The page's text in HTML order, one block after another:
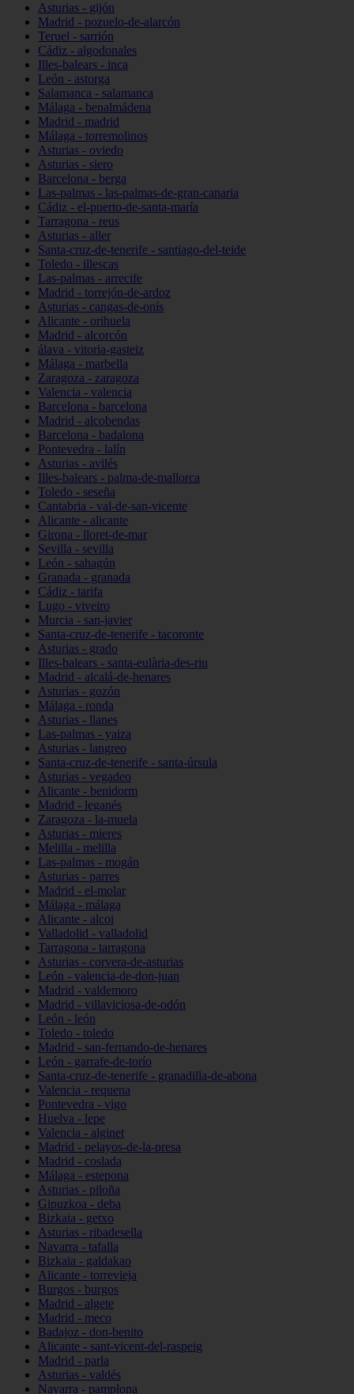
Asturias - gijón
Madrid - pozuelo-de-alarcón
Teruel - sarrión
Cádiz - algodonales
Illes-balears - inca
León - astorga
Salamanca - salamanca
Málaga - benalmádena
Madrid - madrid
Málaga - torremolinos
Asturias - oviedo
Asturias - siero
Barcelona - berga
Las-palmas - las-palmas-de-gran-canaria
Cádiz - el-puerto-de-santa-maría
Tarragona - reus
Asturias - aller
Santa-cruz-de-tenerife - santiago-del-teide
Toledo - illescas
Las-palmas - arrecife
Madrid - torrejón-de-ardoz
Asturias - cangas-de-onís
Alicante - orihuela
Madrid - alcorcón
álava - vitoria-gasteiz
Málaga - marbella
Zaragoza - zaragoza
Valencia - valencia
Barcelona - barcelona
Madrid - alcobendas
Barcelona - badalona
Pontevedra - lalín
Asturias - avilés
Illes-balears - palma-de-mallorca
Toledo - seseña
Cantabria - val-de-san-vicente
Alicante - alicante
Girona - lloret-de-mar
Sevilla - sevilla
León - sahagún
Granada - granada
Cádiz - tarifa
Lugo - viveiro
Murcia - san-javier
Santa-cruz-de-tenerife - tacoronte
Asturias - grado
Illes-balears - santa-eulària-des-riu
Madrid - alcalá-de-henares
Asturias - gozón
Málaga - ronda
Asturias - llanes
Las-palmas - yaiza
Asturias - langreo
Santa-cruz-de-tenerife - santa-úrsula
Asturias - vegadeo
Alicante - benidorm
Madrid - leganés
Zaragoza - la-muela
Asturias - mieres
Melilla - melilla
Las-palmas - mogán
Asturias - parres
Madrid - el-molar
Málaga - málaga
Alicante - alcoi
Valladolid - valladolid
Tarragona - tarragona
Asturias - corvera-de-asturias
León - valencia-de-don-juan
Madrid - valdemoro
Madrid - villaviciosa-de-odón
León - león
Toledo - toledo
Madrid - san-fernando-de-henares
León - garrafe-de-torío
Santa-cruz-de-tenerife - granadilla-de-abona
Valencia - requena
Pontevedra - vigo
Huelva - lepe
Valencia - alginet
Madrid - pelayos-de-la-presa
Madrid - coslada
Málaga - estepona
Asturias - piloña
Gipuzkoa - deba
Bizkaia - getxo
Asturias - ribadesella
Navarra - tafalla
Bizkaia - galdakao
Alicante - torrevieja
Burgos - burgos
Madrid - algete
Madrid - meco
Badajoz - don-benito
Alicante - sant-vicent-del-raspeig
Madrid - parla
Asturias - valdés
Navarra - pamplona